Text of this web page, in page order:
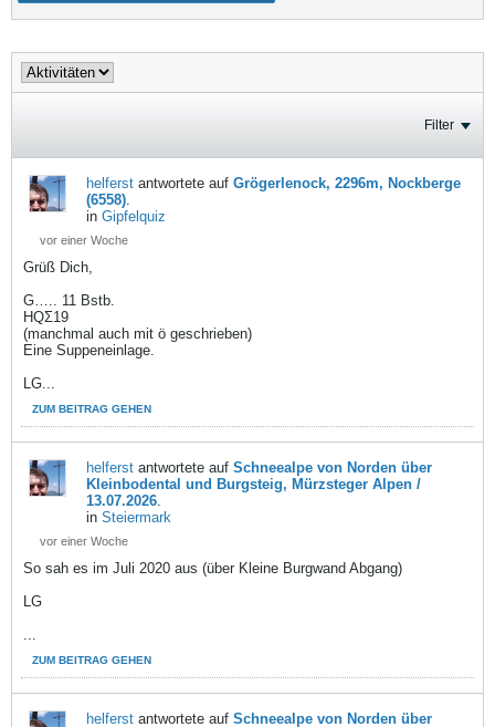
Filter
helferst antwortete auf Grögerlenock, 2296m, Nockberge
(6558).
in Gipfelquiz
vor einer Woche
Grüß Dich,
G….. 11 Bstb.
HQƩ19
(manchmal auch mit ö geschrieben)
Eine Suppeneinlage.
LG...
ZUM BEITRAG GEHEN
helferst antwortete auf Schneealpe von Norden über
Kleinbodental und Burgsteig, Mürzsteger Alpen /
13.07.2026.
in Steiermark
vor einer Woche
So sah es im Juli 2020 aus (über Kleine Burgwand Abgang)
LG
...
ZUM BEITRAG GEHEN
helferst antwortete auf Schneealpe von Norden über